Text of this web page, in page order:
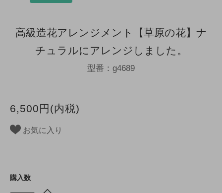
高級造花アレンジメント【草原の花】ナ
チュラルにアレンジしました。
型番：g4689
6,500円(内税)
お気に入り
購入数